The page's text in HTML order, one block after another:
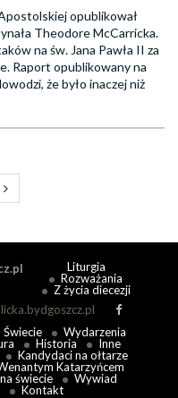
opublikował
Theodore McCarricka.
na św. Jana Pawła II za
Raport opublikowany na
że było inaczej niż
Liturgia
Rozważania
Z życia diecezji
Świecie
Wydarzenia
Historia
Inne
Kandydaci na ołtarze
Katarzyńcem
świecie
Wywiad
Kontakt